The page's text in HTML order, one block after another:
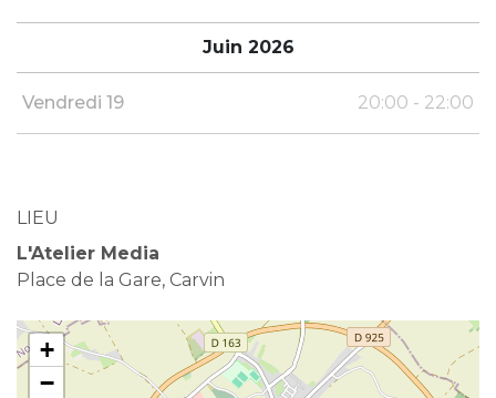
Juin 2026
Vendredi 19 20:00 - 22:00
LIEU
L'Atelier Media
Place de la Gare, Carvin
+
−